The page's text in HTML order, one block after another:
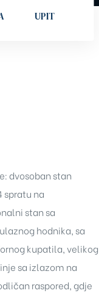
UPIT
dvosoban stan
spratu na
stan sa
hodnika, sa
kupatila, velikog
sa izlazom na
raspored, gdje